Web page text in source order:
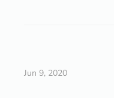
Jun 9, 2020